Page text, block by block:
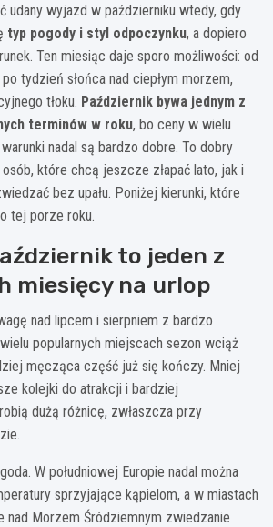
udany wyjazd w październiku wtedy, gdy
typ pogody i styl odpoczynku, a dopiero
Ten miesiąc daje sporo możliwości: od
tydzień słońca nad ciepłym morzem,
tłoku. Październik bywa jednym z
terminów w roku, bo ceny w wielu
nadal są bardzo dobre. To dobry
które chcą jeszcze złapać lato, jak i
bez upału. Poniżej kierunki, które
tej porze roku.
to jeden z
miesięcy na urlop
nad lipcem i sierpniem z bardzo
popularnych miejscach sezon wciąż
męcząca część już się kończy. Mniej
kolejki do atrakcji i bardziej
dużą różnicę, zwłaszcza przy
W południowej Europie nadal można
sprzyjające kąpielom, a w miastach
nad Morzem Śródziemnym zwiedzanie